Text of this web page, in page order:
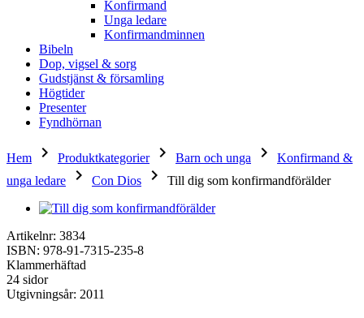
Konfirmand
Unga ledare
Konfirmandminnen
Bibeln
Dop, vigsel & sorg
Gudstjänst & församling
Högtider
Presenter
Fyndhörnan
Hem keyboard_arrow_right Produktkategorier keyboard_arrow_right Barn och unga keyboard_arrow_right
Konfirmand &
unga ledare
keyboard_arrow_right Con Dios keyboard_arrow_right Till dig som konfirmandförälder
Artikelnr: 3834
ISBN: 978-91-7315-235-8
Klammerhäftad
24 sidor
Utgivningsår: 2011